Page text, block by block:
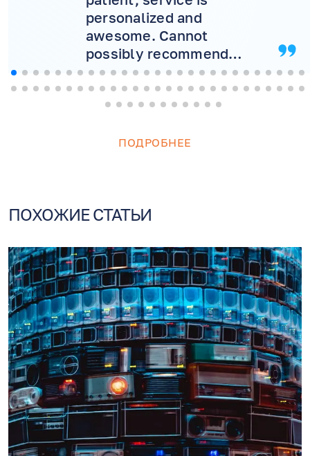
ПОДРОБНЕЕ
personalized and
awesome. Cannot
possibly recommend
more! Will never consider
another doctor.
ПОХОЖИЕ СТАТЬИ